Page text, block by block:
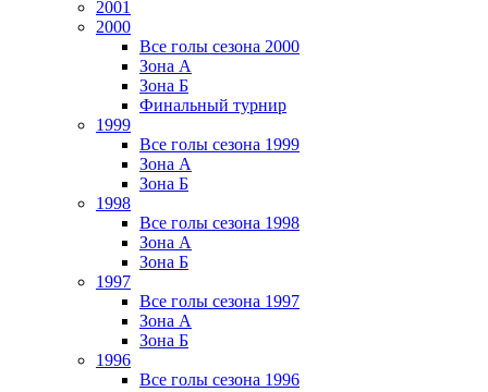
2001
2000
Все голы сезона 2000
Зона А
Зона Б
Финальный турнир
1999
Все голы сезона 1999
Зона А
Зона Б
1998
Все голы сезона 1998
Зона А
Зона Б
1997
Все голы сезона 1997
Зона А
Зона Б
1996
Все голы сезона 1996